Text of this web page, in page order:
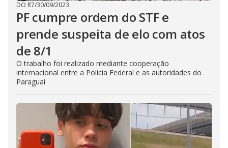
DO R7/30/09/2023
PF cumpre ordem do STF e
prende suspeita de elo com atos
de 8/1
O trabalho foi realizado mediante cooperação
internacional entre a Polícia Federal e as autoridades do
Paraguai